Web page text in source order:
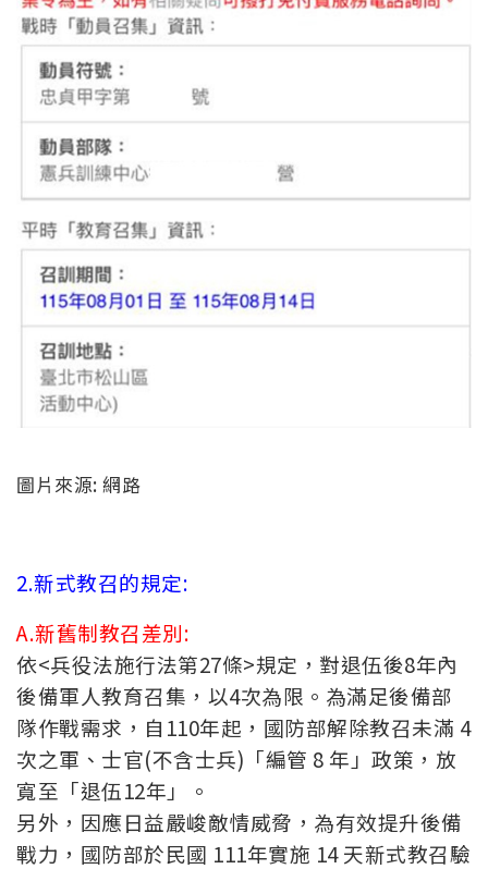
圖片來源: 網路
2.新式教召的規定:
A.新舊制教召差別:
依<兵役法施行法第27條>規定，對退伍後8年內
後備軍人教育召集，以4次為限。為滿足後備部
隊作戰需求，自110年起，國防部解除教召未滿 4
次之軍、士官(不含士兵)「編管 8 年」政策，放
寬至「退伍12年」。
另外，因應日益嚴峻敵情威脅，為有效提升後備
戰力，國防部於民國 111年實施 14 天新式教召驗